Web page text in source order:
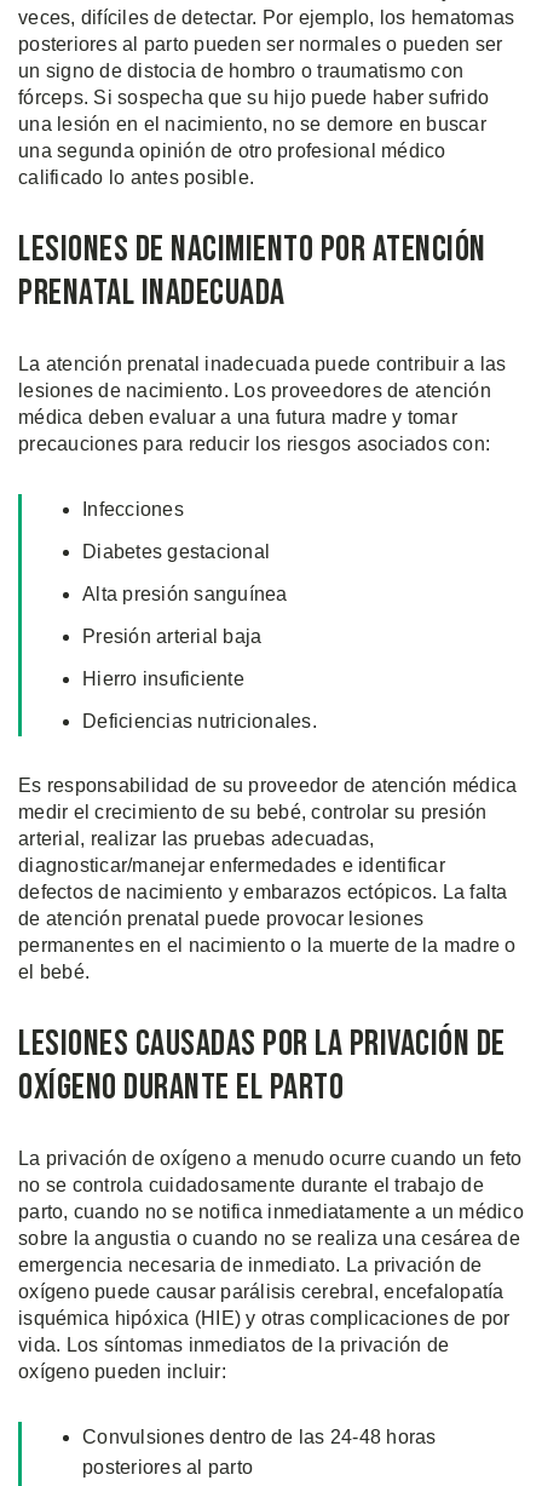
veces, difíciles de detectar. Por ejemplo, los hematomas
posteriores al parto pueden ser normales o pueden ser
un signo de distocia de hombro o traumatismo con
fórceps. Si sospecha que su hijo puede haber sufrido
una lesión en el nacimiento, no se demore en buscar
una segunda opinión de otro profesional médico
calificado lo antes posible.
Lesiones de Nacimiento Por Atención
Prenatal Inadecuada
La atención prenatal inadecuada puede contribuir a las
lesiones de nacimiento. Los proveedores de atención
médica deben evaluar a una futura madre y tomar
precauciones para reducir los riesgos asociados con:
Infecciones
Diabetes gestacional
Alta presión sanguínea
Presión arterial baja
Hierro insuficiente
Deficiencias nutricionales.
Es responsabilidad de su proveedor de atención médica
medir el crecimiento de su bebé, controlar su presión
arterial, realizar las pruebas adecuadas,
diagnosticar/manejar enfermedades e identificar
defectos de nacimiento y embarazos ectópicos. La falta
de atención prenatal puede provocar lesiones
permanentes en el nacimiento o la muerte de la madre o
el bebé.
Lesiones Causadas por la Privación de
Oxígeno Durante el Parto
La privación de oxígeno a menudo ocurre cuando un feto
no se controla cuidadosamente durante el trabajo de
parto, cuando no se notifica inmediatamente a un médico
sobre la angustia o cuando no se realiza una cesárea de
emergencia necesaria de inmediato. La privación de
oxígeno puede causar parálisis cerebral, encefalopatía
isquémica hipóxica (HIE) y otras complicaciones de por
vida. Los síntomas inmediatos de la privación de
oxígeno pueden incluir:
Convulsiones dentro de las 24-48 horas
posteriores al parto